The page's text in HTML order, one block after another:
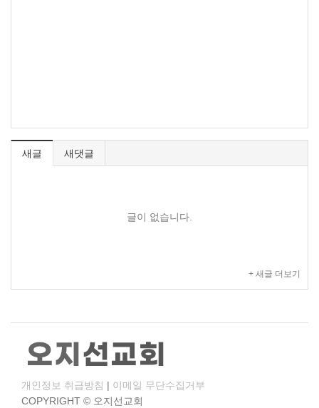
새글 새댓글
글이 없습니다.
+ 새글 더보기
개인정보 취급방침 | 이메일 무단수집거부
COPYRIGHT © 오지선교회